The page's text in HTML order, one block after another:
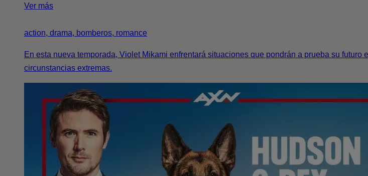
Ver más
action, drama, bomberos, romance
En esta nueva temporada, Violet Mikami enfrentará situaciones que pondrán a prueba su
circunstancias extremas.